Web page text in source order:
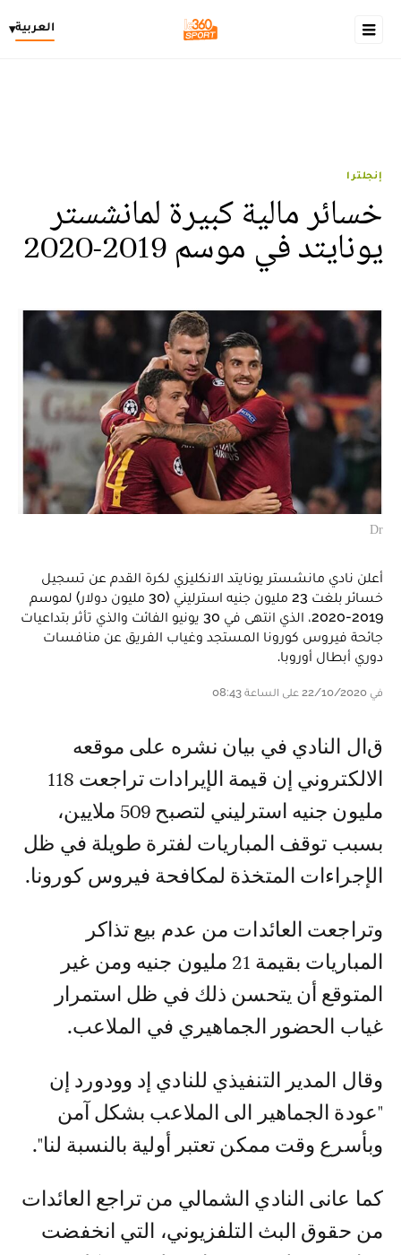
العربية▾
إنجلترا
خسائر مالية كبيرة لمانشستر
يونايتد في موسم 2019-2020
Dr
أعلن نادي مانشستر يونايتد الانكليزي لكرة القدم عن تسجيل
خسائر بلغت 23 مليون جنيه استرليني (30 مليون دولار) لموسم
2019-2020، الذي انتهى في 30 يونيو الفائت والذي تأثر بتداعيات
جائحة فيروس كورونا المستجد وغياب الفريق عن منافسات
دوري أبطال أوروبا.
في 22/10/2020 على الساعة 08:43
قال النادي في بيان نشره على موقعه
الالكتروني إن قيمة الإيرادات تراجعت 118
مليون جنيه استرليني لتصبح 509 ملايين،
بسبب توقف المباريات لفترة طويلة في ظل
الإجراءات المتخذة لمكافحة فيروس كورونا.
وتراجعت العائدات من عدم بيع تذاكر
المباريات بقيمة 21 مليون جنيه ومن غير
المتوقع أن يتحسن ذلك في ظل استمرار
غياب الحضور الجماهيري في الملاعب.
وقال المدير التنفيذي للنادي إد وودورد إن
"عودة الجماهير الى الملاعب بشكل آمن
وبأسرع وقت ممكن تعتبر أولية بالنسبة لنا".
كما عانى النادي الشمالي من تراجع العائدات
من حقوق البث التلفزيوني، التي انخفضت